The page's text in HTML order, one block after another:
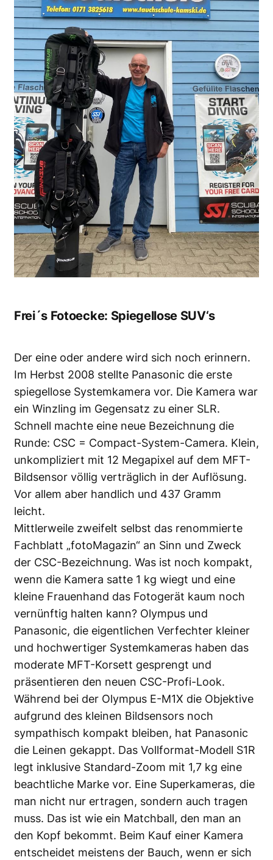
Frei´s Fotoecke: Spiegellose SUV‘s
Der eine oder andere wird sich noch erinnern.
Im Herbst 2008 stellte Panasonic die erste
spiegellose Systemkamera vor. Die Kamera war
ein Winzling im Gegensatz zu einer SLR.
Schnell machte eine neue Bezeichnung die
Runde: CSC = Compact-System-Camera. Klein,
unkompliziert mit 12 Megapixel auf dem MFT-
Bildsensor völlig verträglich in der Auflösung.
Vor allem aber handlich und 437 Gramm
leicht.
Mittlerweile zweifelt selbst das renommierte
Fachblatt „fotoMagazin“ an Sinn und Zweck
der CSC-Bezeichnung. Was ist noch kompakt,
wenn die Kamera satte 1 kg wiegt und eine
kleine Frauenhand das Fotogerät kaum noch
vernünftig halten kann? Olympus und
Panasonic, die eigentlichen Verfechter kleiner
und hochwertiger Systemkameras haben das
moderate MFT-Korsett gesprengt und
präsentieren den neuen CSC-Profi-Look.
Während bei der Olympus E-M1X die Objektive
aufgrund des kleinen Bildsensors noch
sympathisch kompakt bleiben, hat Panasonic
die Leinen gekappt. Das Vollformat-Modell S1R
legt inklusive Standard-Zoom mit 1,7 kg eine
beachtliche Marke vor. Eine Superkameras, die
man nicht nur ertragen, sondern auch tragen
muss. Das ist wie ein Matchball, den man an
den Kopf bekommt. Beim Kauf einer Kamera
entscheidet meistens der Bauch, wenn er sich